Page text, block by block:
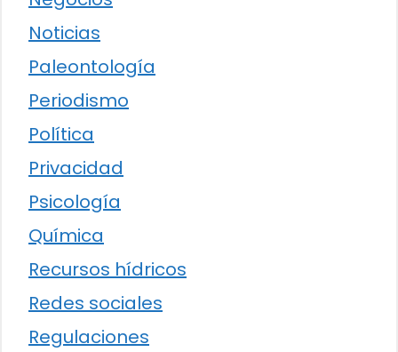
Noticias
Paleontología
Periodismo
Política
Privacidad
Psicología
Química
Recursos hídricos
Redes sociales
Regulaciones